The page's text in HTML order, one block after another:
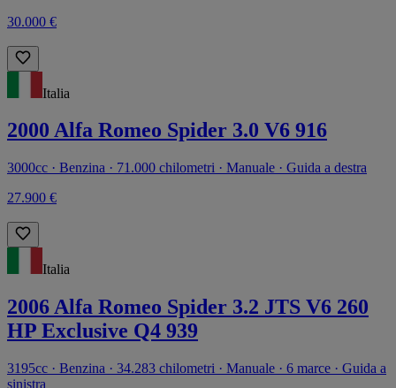
30.000 €
Italia
2000 Alfa Romeo Spider 3.0 V6 916
3000cc · Benzina · 71.000 chilometri · Manuale · Guida a destra
27.900 €
Italia
2006 Alfa Romeo Spider 3.2 JTS V6 260
HP Exclusive Q4 939
3195cc · Benzina · 34.283 chilometri · Manuale · 6 marce · Guida a
sinistra